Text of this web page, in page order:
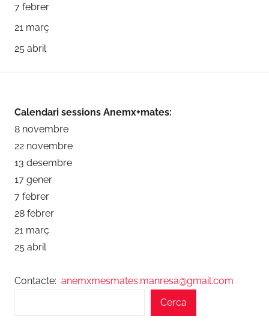
7 febrer
21 març
25 abril
Calendari sessions Anemx+mates:
8 novembre
22 novembre
13 desembre
17 gener
7 febrer
28 febrer
21 març
25 abril
Contacte: anemxmesmates.manresa@gmail.com
Cerca